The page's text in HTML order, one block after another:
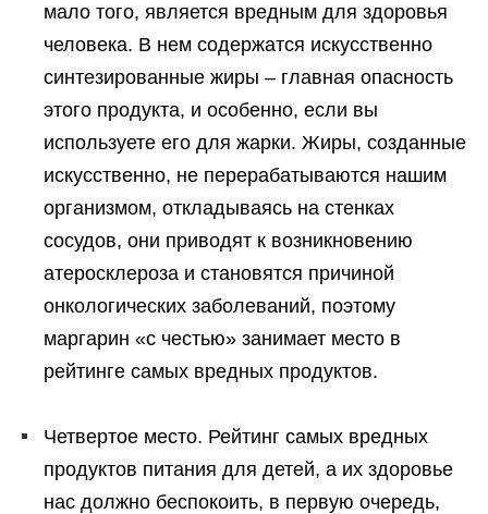
мало того, является вредным для здоровья
человека. В нем содержатся искусственно
синтезированные жиры – главная опасность
этого продукта, и особенно, если вы
используете его для жарки. Жиры, созданные
искусственно, не перерабатываются нашим
организмом, откладываясь на стенках
сосудов, они приводят к возникновению
атеросклероза и становятся причиной
онкологических заболеваний, поэтому
маргарин «с честью» занимает место в
рейтинге самых вредных продуктов.
Четвертое место. Рейтинг самых вредных
продуктов питания для детей, а их здоровье
нас должно беспокоить, в первую очередь,